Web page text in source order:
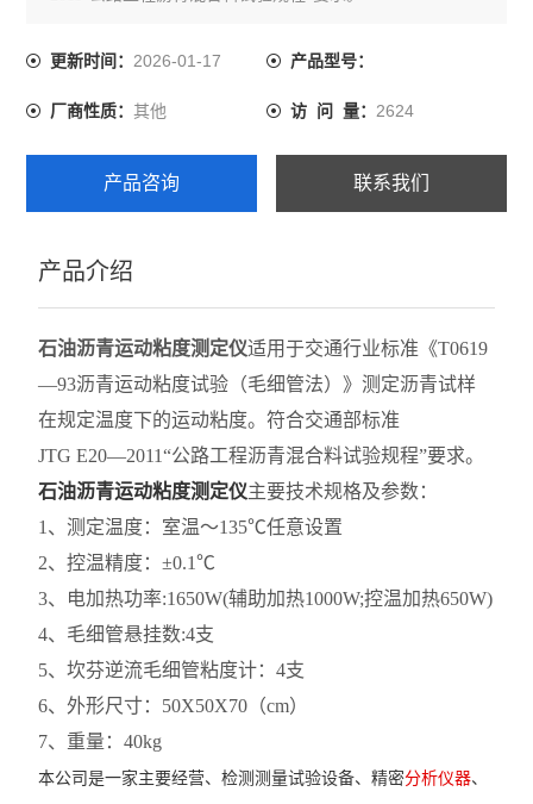
沥青混合料动态疲劳试验机
电动砂当量试验仪
乳化沥青稠度试验仪
细集料测定仪
层间粘结直剪试验仪
层间粘结专用拉拔仪
层间粘结扭剪试验仪
沥青旋转压实仪
乳化沥青湿轮磨耗试验仪
布氏旋转粘度计
沥青动力粘度试验器
沥青标准粘度计
更新时间：2026-01-17 产品型号：
厂商性质：其他 访 问 量： 2624
产品咨询 联系我们
产品介绍
石油沥青运动粘度测定仪适用于交通行业标准《T0619
—93沥青运动粘度试验（毛细管法）》测定沥青试样
在规定温度下的运动粘度。符合交通部标准
JTG E20—2011“公路工程沥青混合料试验规程”要求。
石油沥青运动粘度测定仪主要技术规格及参数：
1、测定温度：室温～135℃任意设置
2、控温精度：±0.1℃
3、电加热功率:1650W(辅助加热1000W;控温加热650W)
4、毛细管悬挂数:4支
5、坎芬逆流毛细管粘度计：4支
6、外形尺寸：50X50X70（cm）
7、重量：40kg
本公司是一家主要经营、检测测量试验设备、精密分析仪器、